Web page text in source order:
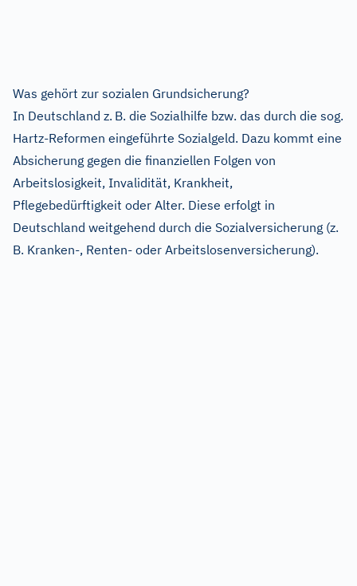
Was gehört zur sozialen Grundsicherung?
In Deutschland z. B. die Sozialhilfe bzw. das durch die sog.
Hartz-Reformen eingeführte Sozialgeld. Dazu kommt eine
Absicherung gegen die finanziellen Folgen von
Arbeitslosigkeit, Invalidität, Krankheit,
Pflegebedürftigkeit oder Alter. Diese erfolgt in
Deutschland weitgehend durch die Sozialversicherung (z.
B. Kranken-, Renten- oder Arbeitslosenversicherung).